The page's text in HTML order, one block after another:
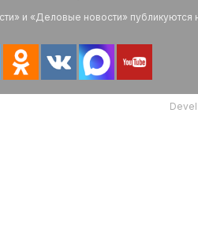
и «Деловые новости» публикуются